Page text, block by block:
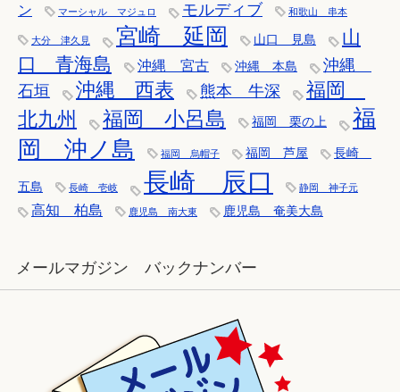
ン
マーシャル マジュロ モルディブ 和歌山 串本
大分 津久見 宮崎 延岡 山口 見島
山
口 青海島
沖縄 宮古 沖縄 本島
沖縄
石垣
沖縄 西表 熊本 牛深
福岡
北九州
福岡 小呂島 福岡 栗の上
福
岡 沖ノ島
福岡 烏帽子 福岡 芦屋 長崎
五島 長崎 壱岐 長崎 辰口 静岡 神子元
高知 柏島 鹿児島 南大東 鹿児島 奄美大島
メールマガジン バックナンバー